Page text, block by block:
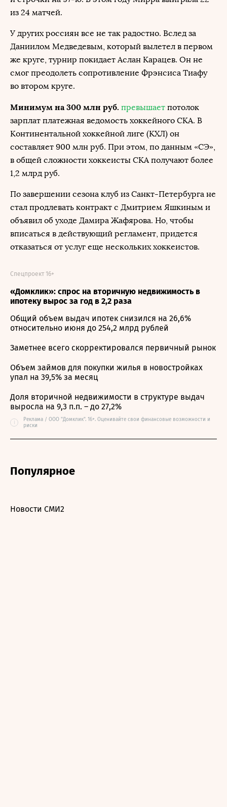
из 24 матчей.
У других россиян все не так радостно. Вслед за
Даниилом Медведевым, который вылетел в первом
же круге, турнир покидает Аслан Карацев. Он не
смог преодолеть сопротивление Фрэнсиса Тиафу
во втором круге.
Минимум на 300 млн руб. превышает потолок
зарплат платежная ведомость хоккейного СКА. В
Континентальной хоккейной лиге (КХЛ) он
составляет 900 млн руб. При этом, по данным «СЭ»,
в общей сложности хоккеисты СКА получают более
1,2 млрд руб.
По завершении сезона клуб из Санкт-Петербурга не
стал продлевать контракт с Дмитрием Яшкиным и
объявил об уходе Дамира Жафярова. Но, чтобы
вписаться в действующий регламент, придется
отказаться от услуг еще нескольких хоккеистов.
«Домклик»: спрос на вторичную недвижимость в
ипотеку вырос за год в 2,2 раза
Спецпроект 16+
Общий объем выдач ипотек снизился на 26,6%
относительно июня до 254,2 млрд рублей
Заметнее всего скорректировался первичный рынок
Объем займов для покупки жилья в новостройках
упал на 39,5% за месяц
Доля вторичной недвижимости в структуре выдач
выросла на 9,3 п.п. – до 27,2%
i
Реклама / ООО "Домклик". 16+. Оценивайте свои финансовые возможности и
риски
Популярное
Новости СМИ2